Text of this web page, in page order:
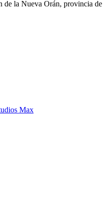
de la Nueva Orán, provincia de
Max